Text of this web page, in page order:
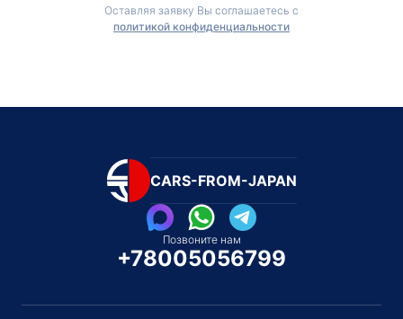
Оставляя заявку Вы соглашаетесь с
политикой конфиденциальности
CARS-FROM-JAPAN
Позвоните нам
+78005056799